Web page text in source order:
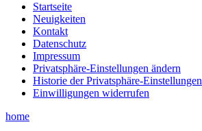
Startseite
Neuigkeiten
Kontakt
Datenschutz
Impressum
Privatsphäre-Einstellungen ändern
Historie der Privatsphäre-Einstellungen
Einwilligungen widerrufen
home